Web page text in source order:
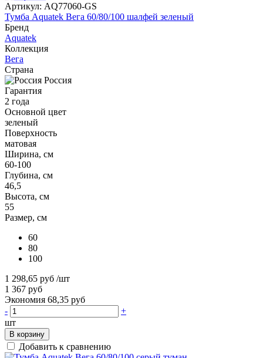
Артикул: AQ77060-GS
Тумба Aquatek Вега 60/80/100 шалфей зеленый
Бренд
Aquatek
Коллекция
Вега
Страна
Россия
Гарантия
2 года
Основной цвет
зеленый
Поверхность
матовая
Ширина, см
60-100
Глубина, см
46,5
Высота, см
55
Размер, см
60
80
100
1 298,65 руб /шт
1 367 руб
Экономия 68,35 руб
-
+
шт
В корзину
Добавить к сравнению